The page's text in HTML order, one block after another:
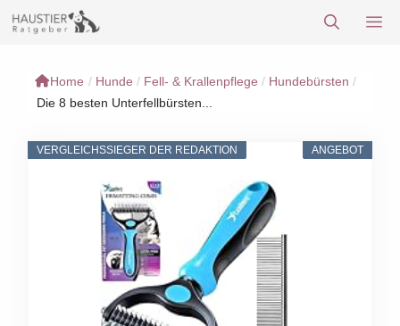
Inhalt
Home / Hunde / Fell- & Krallenpflege / Hundebürsten /
Die 8 besten Unterfellbürsten...
ANGEBOT
VERGLEICHSSIEGER DER REDAKTION